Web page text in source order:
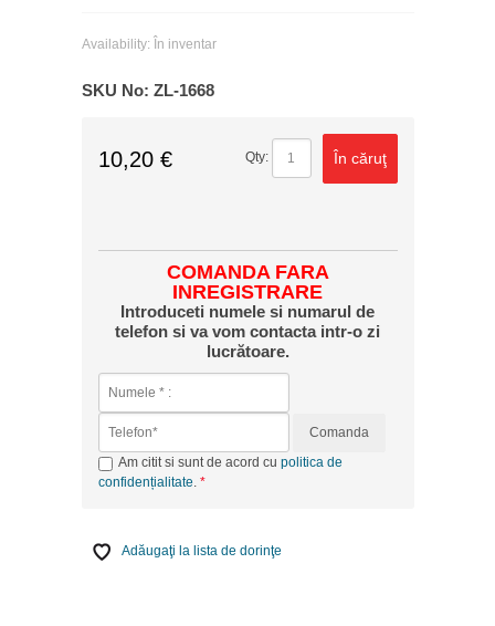
Availability: În inventar
SKU No: ZL-1668
10,20 € Qty: În căruţ
COMANDA FARA
INREGISTRARE
Introduceti numele si numarul de
telefon si va vom contacta intr-o zi
lucrătoare.
Comanda
Am citit si sunt de acord cu politica de
confidențialitate.
Adăugaţi la lista de dorinţe